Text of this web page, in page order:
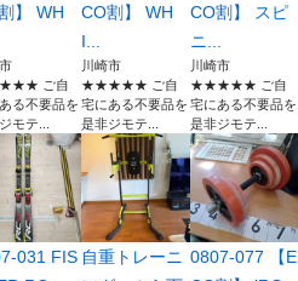
】 WH
ご自
る不要品を
モテ...
CO割】 WH
I...
川崎市
★★★★★ ご自
宅にある不要品を
是非ジモテ...
CO割】 スピ
ニ...
川崎市
★★★★★ ご自
宅にある不要品を
是非ジモテ...
031 FIS 自重トレーニ 0807-077 【E